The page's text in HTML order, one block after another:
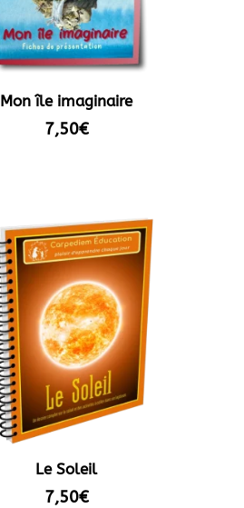
Mon île imaginaire
7,50€
Le Soleil
7,50€